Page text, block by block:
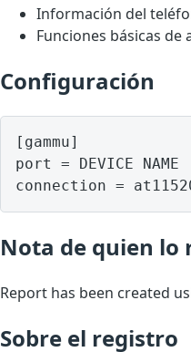
Información del
Funciones básicas
Configuración
[gammu]
port = DEVICE NAME
Nota de quien lo
Report has been created
Sobre el registro